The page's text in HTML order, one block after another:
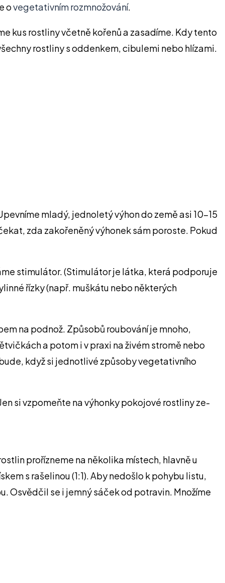
ovegetativním rozmnožování.
kus rostliny včetně kořenů a zasadíme. Kdy tento
rostliny s oddenkem, cibulemi nebo hlízami.
mladý, jednoletý výhon do země asi 10-15
zda zakořeněný výhonek sám poroste. Pokud
stimulátor. (Stimulátor je látka, která podporuje
řízky (např. muškátu nebo některých
na podnož. Způsobů roubování je mnoho,
a potom i v praxi na živém stromě nebo
když si jednotlivé způsoby vegetativního
si vzpomeňte na výhonky pokojové rostliny ze-
prořízneme na několika místech, hlavně u
s rašelinou (1:1). Aby nedošlo k pohybu listu,
Osvědčil se i jemný sáček od potravin. Množíme